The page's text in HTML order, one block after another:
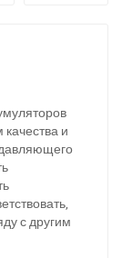
и
с другим